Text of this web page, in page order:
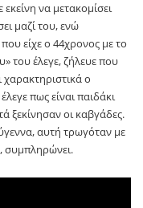
να μετακομίσει
μαζί του, ενώ
είχε ο 44χρονος με το
του έλεγε, ζήλευε που
ο
πως είναι παιδάκι
ξεκίνησαν οι καβγάδες.
αυτή τρωγόταν με
συμπληρώνει.